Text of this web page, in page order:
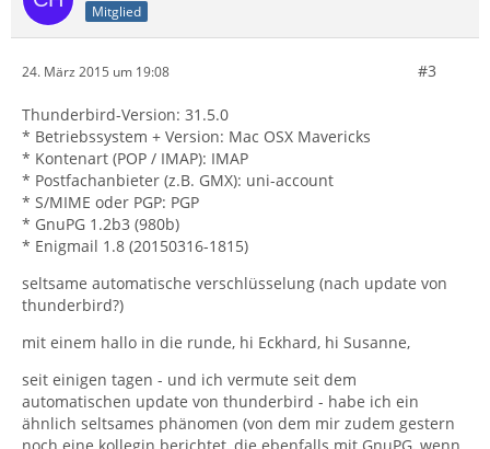
Mitglied
24. März 2015 um 19:08 #3
Thunderbird-Version: 31.5.0
* Betriebssystem + Version: Mac OSX Mavericks
* Kontenart (POP / IMAP): IMAP
* Postfachanbieter (z.B. GMX): uni-account
* S/MIME oder PGP: PGP
* GnuPG 1.2b3 (980b)
* Enigmail 1.8 (20150316-1815)
seltsame automatische verschlüsselung (nach update von
thunderbird?)
mit einem hallo in die runde, hi Eckhard, hi Susanne,
seit einigen tagen - und ich vermute seit dem
automatischen update von thunderbird - habe ich ein
ähnlich seltsames phänomen (von dem mir zudem gestern